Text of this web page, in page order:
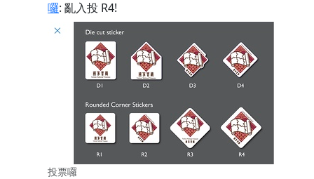
囉: 亂入投 R4!
投票囉